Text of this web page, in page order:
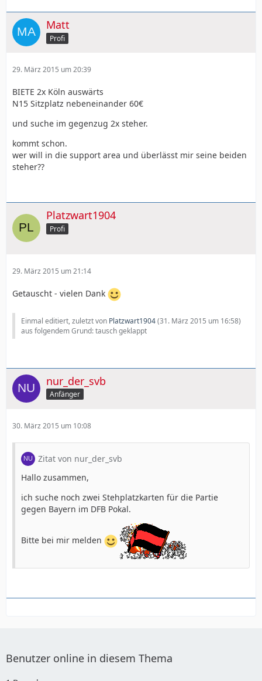
Matt
Profi
29. März 2015 um 20:39
BIETE 2x Köln auswärts
N15 Sitzplatz nebeneinander 60€
und suche im gegenzug 2x steher.
kommt schon.
wer will in die support area und überlässt mir seine beiden
steher??
Platzwart1904
Profi
29. März 2015 um 21:14
Getauscht - vielen Dank
Einmal editiert, zuletzt von Platzwart1904(31. März 2015 um 16:58)
aus folgendem Grund: tausch geklappt
nur_der_svb
Anfänger
30. März 2015 um 10:08
Zitat von nur_der_svb
Hallo zusammen,
ich suche noch zwei Stehplatzkarten für die Partie
gegen Bayern im DFB Pokal.
Bitte bei mir melden
Benutzer online in diesem Thema